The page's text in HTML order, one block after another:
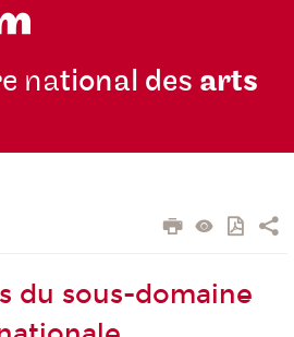
national des arts
du sous-domaine